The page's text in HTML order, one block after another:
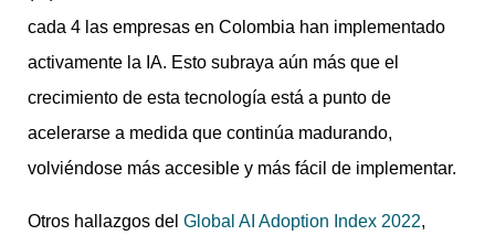
cada 4 las empresas en Colombia han implementado
activamente la IA. Esto subraya aún más que el
crecimiento de esta tecnología está a punto de
acelerarse a medida que continúa madurando,
volviéndose más accesible y más fácil de implementar.
Otros hallazgos del Global AI Adoption Index 2022,